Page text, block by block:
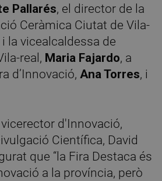
Pallarés, el director de la
Ceràmica Ciutat de Vila-
i la vicealcaldessa de
real, Maria Fajardo, a
d’Innovació, Ana Torres, i
d'Innovació,
Científica, David
que “la Fira Destaca és
a la província, però